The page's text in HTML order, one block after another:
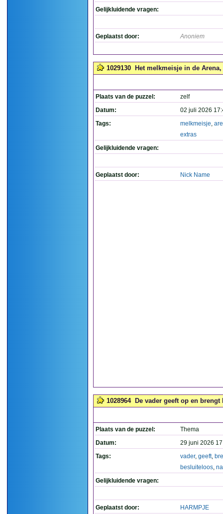
Gelijkluidende vragen:
Geplaatst door: Anoniem
1029130 Het melkmeisje in de
Plaats van de puzzel:
zelf
Datum:
02 juli 2026
Tags:
melkmeisje,
extras
Gelijkluidende vragen:
Geplaatst door: Nick Name
1028964 De vader geeft op en
Plaats van de puzzel:
Thema
Datum:
29 juni 2026
Tags:
vader, geeft,
besluiteloos,
Gelijkluidende vragen:
Geplaatst door: HARMPJE